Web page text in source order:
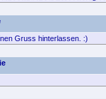
Gruss hinterlassen. :)